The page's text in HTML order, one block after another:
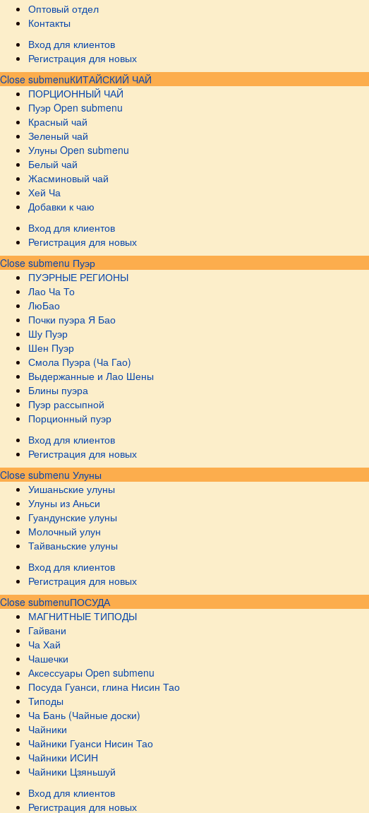
Оптовый отдел
Контакты
Вход для клиентов
Регистрация для новых
Close submenuКИТАЙСКИЙ ЧАЙ
ПОРЦИОННЫЙ ЧАЙ
Пуэр Open submenu
Красный чай
Зеленый чай
Улуны Open submenu
Белый чай
Жасминовый чай
Хей Ча
Добавки к чаю
Вход для клиентов
Регистрация для новых
Close submenu Пуэр
ПУЭРНЫЕ РЕГИОНЫ
Лао Ча То
ЛюБао
Почки пуэра Я Бао
Шу Пуэр
Шен Пуэр
Смола Пуэра (Ча Гао)
Выдержанные и Лао Шены
Блины пуэра
Пуэр рассыпной
Порционный пуэр
Вход для клиентов
Регистрация для новых
Close submenu Улуны
Уишаньские улуны
Улуны из Аньси
Гуандунские улуны
Молочный улун
Тайваньские улуны
Вход для клиентов
Регистрация для новых
Close submenuПОСУДА
МАГНИТНЫЕ ТИПОДЫ
Гайвани
Ча Хай
Чашечки
Аксессуары Open submenu
Посуда Гуанси, глина Нисин Тао
Типоды
Ча Бань (Чайные доски)
Чайники
Чайники Гуанси Нисин Тао
Чайники ИСИН
Чайники Цзяньшуй
Вход для клиентов
Регистрация для новых